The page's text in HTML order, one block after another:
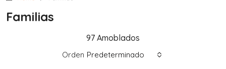
Familias
97 Amoblados
Orden Predeterminado